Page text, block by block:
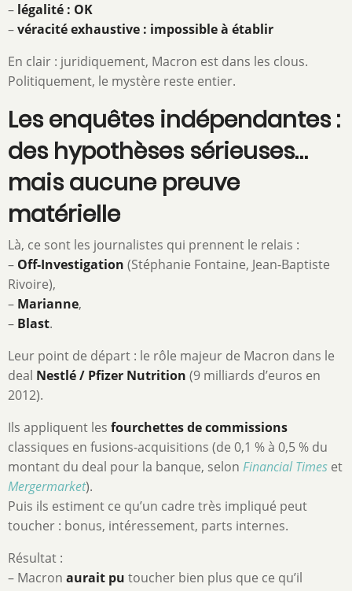
– légalité : OK
–véracité exhaustive : impossible à établir
En clair : juridiquement, Macron est dans les clous.
Politiquement, le mystère reste entier.
Les enquêtes indépendantes :
des hypothèses sérieuses…
mais aucune preuve
matérielle
Là, ce sont les journalistes qui prennent le relais :
– Off-Investigation (Stéphanie Fontaine, Jean-Baptiste
Rivoire),
– Marianne,
– Blast.
Leur point de départ : le rôle majeur de Macron dans le
deal Nestlé / Pfizer Nutrition (9 milliards d’euros en
2012).
Ils appliquent les fourchettes de commissions
classiques en fusions-acquisitions (de 0,1 % à 0,5 % du
montant du deal pour la banque, selon Financial Times et
Mergermarket).
Puis ils estiment ce qu’un cadre très impliqué peut
toucher : bonus, intéressement, parts internes.
Résultat :
– Macron aurait pu toucher bien plus que ce qu’il